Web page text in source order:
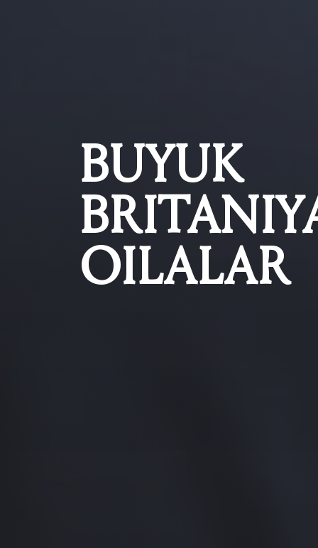
BUYUK
OILALAR